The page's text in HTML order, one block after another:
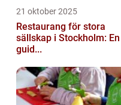
21 oktober 2025
Restaurang för stora
sällskap i Stockholm: En
guid...